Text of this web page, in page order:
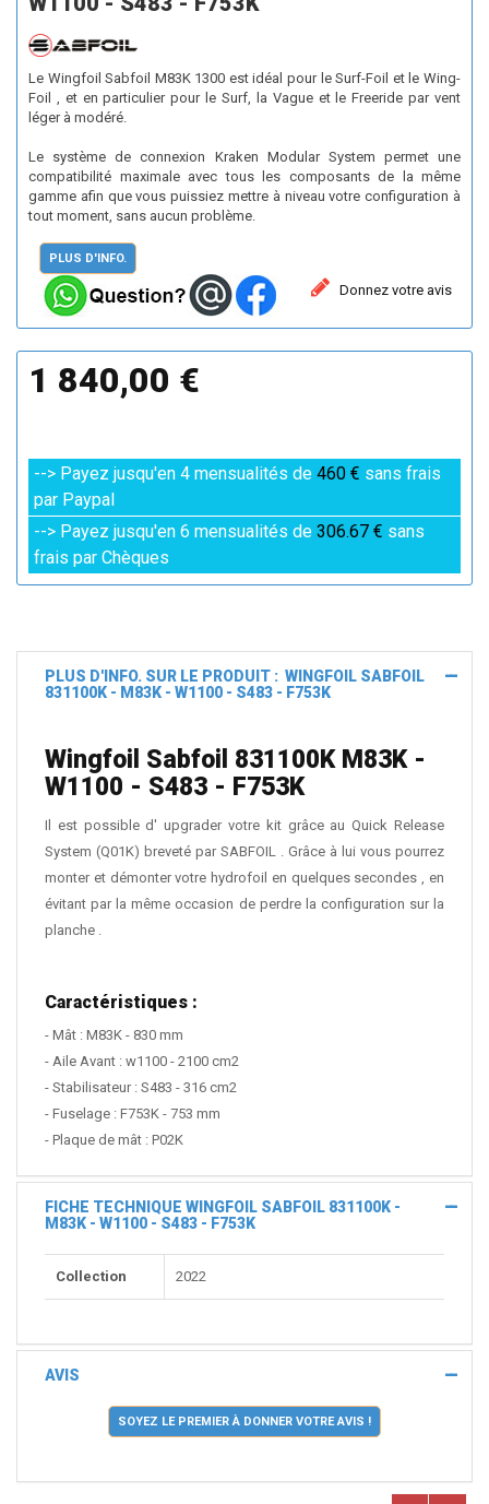
Le Wingfoil Sabfoil M83K 1300 est idéal pour le Surf-Foil et le Wing-
Foil , et en particulier pour le Surf, la Vague et le Freeride par vent
léger à modéré.
Le système de connexion Kraken Modular System permet une
compatibilité maximale avec tous les composants de la même
gamme afin que vous puissiez mettre à niveau votre configuration à
tout moment, sans aucun problème.
PLUS D'INFO.
Donnez votre avis
1 840,00 €
--> Payez jusqu'en 4 mensualités de 460 € sans frais
par Paypal
--> Payez jusqu'en 6 mensualités de 306.67 € sans
frais par Chèques
PLUS D'INFO. SUR LE PRODUIT : WINGFOIL SABFOIL
831100K - M83K - W1100 - S483 - F753K
Wingfoil Sabfoil 831100K M83K -
W1100 - S483 - F753K
Il est possible d' upgrader votre kit grâce au Quick Release
System (Q01K) breveté par SABFOIL . Grâce à lui vous pourrez
monter et démonter votre hydrofoil en quelques secondes , en
évitant par la même occasion de perdre la configuration sur la
planche .
Caractéristiques :
- Mât : M83K - 830 mm
- Aile Avant : w1100 - 2100 cm2
- Stabilisateur : S483 - 316 cm2
- Fuselage : F753K - 753 mm
- Plaque de mât : P02K
FICHE TECHNIQUE WINGFOIL SABFOIL 831100K -
M83K - W1100 - S483 - F753K
Collection 2022
AVIS
SOYEZ LE PREMIER À DONNER VOTRE AVIS !